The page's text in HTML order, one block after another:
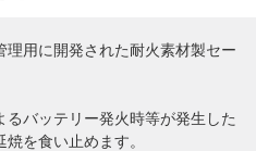
理用に開発された耐火素材製セー
バッテリー発火時等が発生した
を食い止めます。